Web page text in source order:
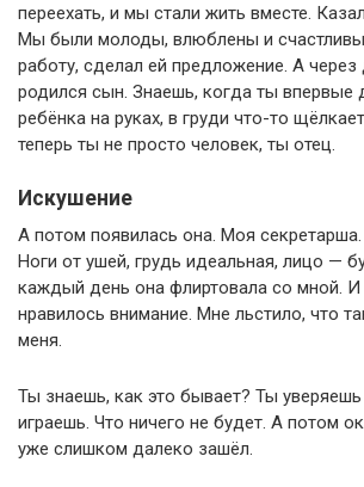
переехать, и мы стали жить вместе.
Мы были молоды, влюблены и
работу, сделал ей предложение. А через
родился сын. Знаешь, когда ты впервые
ребёнка на руках, в груди что-то
теперь ты не просто человек, ты отец.
Искушение
А потом появилась она. Моя
Ноги от ушей, грудь идеальная, лицо —
каждый день она флиртовала со мной. И
нравилось внимание. Мне льстило, что
меня.
Ты знаешь, как это бывает? Ты
играешь. Что ничего не будет. А потом
уже слишком далеко зашёл.